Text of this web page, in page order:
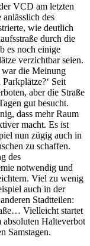
VCD am letzten
des
wie deutlich
durch die
es noch einige
verzichtbar seien.
war die Meinung
Seit
aber die Straße
gut besucht.
dass mehr Raum
macht. Es ist
nun zügig auch in
zu schaffen.
des
notwendig und
Viel zu wenig
auch in der
Stadtteilen:
Vielleicht startet
absoluten Halteverbot
Samstagen.